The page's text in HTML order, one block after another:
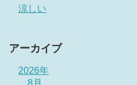
涼しい
アーカイブ
2026年